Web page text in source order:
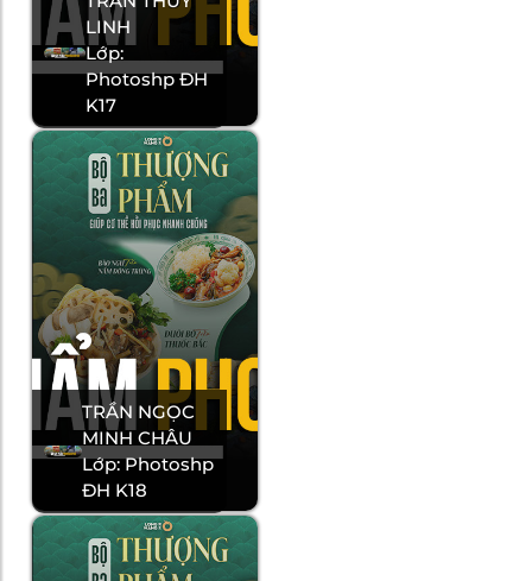
LINH
Lớp:
Photoshp ĐH
K17
TRẦN NGỌC
MINH CHÂU
Lớp: Photoshp
ĐH K18